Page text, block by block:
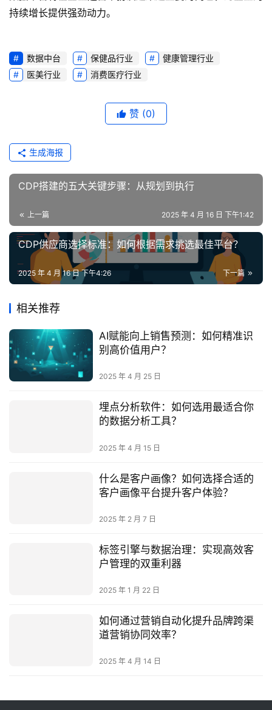
持续增长提供强劲动力。
数据中台 保健品行业
健康管理行业
医美行业
消费医疗行业
赞 (0)
生成海报
CDP搭建的五大关键步骤：从规划到执行
上一篇 2025 年 4 月 16 日 下午1:42
CDP供应商选择标准：如何根据需求挑选最佳平台？
下一篇
2025 年 4 月 16 日 下午4:26
相关推荐
AI赋能向上销售预测：如何精准识
别高价值用户？
2025 年 4 月 25 日
埋点分析软件：如何选用最适合你
的数据分析工具？
2025 年 4 月 15 日
什么是客户画像？如何选择合适的
客户画像平台提升客户体验？
2025 年 2 月 7 日
标签引擎与数据治理：实现高效客
户管理的双重利器
2025 年 1 月 22 日
如何通过营销自动化提升品牌跨渠
道营销协同效率？
2025 年 4 月 14 日